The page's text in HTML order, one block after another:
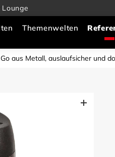
Themenwelten
aus Metall, auslaufsicher und